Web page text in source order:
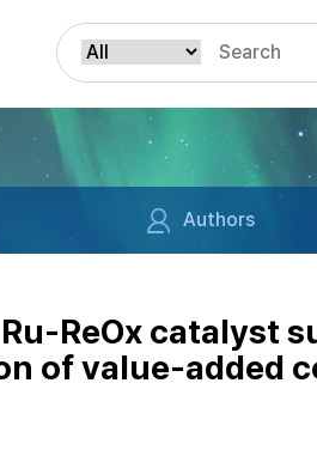
Authors
ReOx catalyst
of value-added